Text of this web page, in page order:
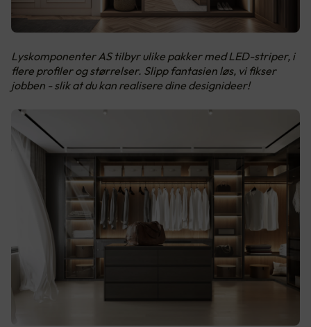
Lyskomponenter AS tilbyr ulike pakker med LED-striper, i
flere profiler og størrelser. Slipp fantasien løs, vi fikser
jobben - slik at du kan realisere dine designideer!